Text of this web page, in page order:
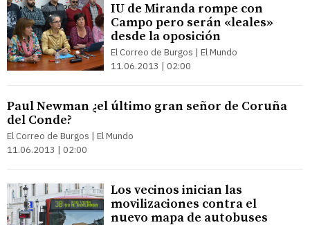
IU de Miranda rompe con
Campo pero serán «leales»
desde la oposición
El Correo de Burgos | El Mundo
11.06.2013 | 02:00
Paul Newman ¿el último gran señor de Coruña
del Conde?
El Correo de Burgos | El Mundo
11.06.2013 | 02:00
Los vecinos inician las
movilizaciones contra el
nuevo mapa de autobuses